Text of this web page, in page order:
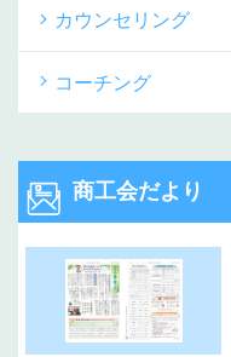
カウンセリング
コーチング
商工会だより